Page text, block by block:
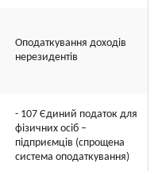
Оподаткування доходів
нерезидентів
- 107 Єдиний податок для
фізичних осіб –
підприємців (спрощена
система оподаткування)